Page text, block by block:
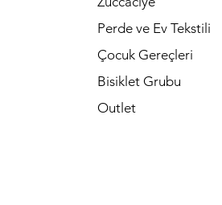
Perde ve Ev Tekstili
Çocuk Gereçleri
Bisiklet Grubu
Outlet